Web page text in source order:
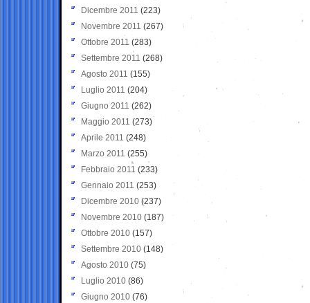
Dicembre 2011 (223)
Novembre 2011 (267)
Ottobre 2011 (283)
Settembre 2011 (268)
Agosto 2011 (155)
Luglio 2011 (204)
Giugno 2011 (262)
Maggio 2011 (273)
Aprile 2011 (248)
Marzo 2011 (255)
Febbraio 2011 (233)
Gennaio 2011 (253)
Dicembre 2010 (237)
Novembre 2010 (187)
Ottobre 2010 (157)
Settembre 2010 (148)
Agosto 2010 (75)
Luglio 2010 (86)
Giugno 2010 (76)